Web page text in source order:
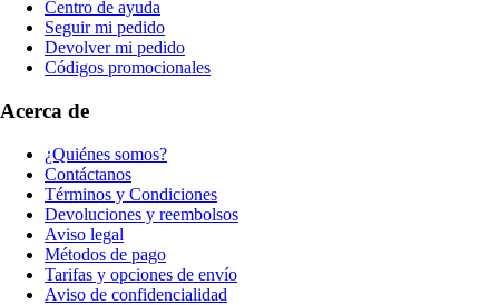
Centro de ayuda
Seguir mi pedido
Devolver mi pedido
Códigos promocionales
Acerca de
¿Quiénes somos?
Contáctanos
Términos y Condiciones
Devoluciones y reembolsos
Aviso legal
Métodos de pago
Tarifas y opciones de envío
Aviso de confidencialidad